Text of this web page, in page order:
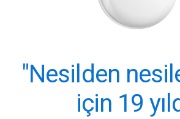
"Nesilden
için 19